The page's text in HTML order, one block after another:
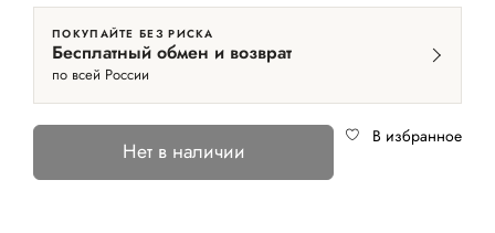
ПОКУПАЙТЕ БЕЗ РИСКА
Бесплатный обмен и возврат
по всей России
Нет в наличии
В избранное